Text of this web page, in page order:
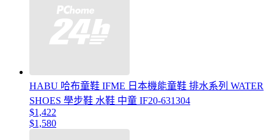
HABU 哈布童鞋 IFME 日本機能童鞋 排水系列 WATER
SHOES 學步鞋 水鞋 中童 IF20-631304
$1,422
$1,580